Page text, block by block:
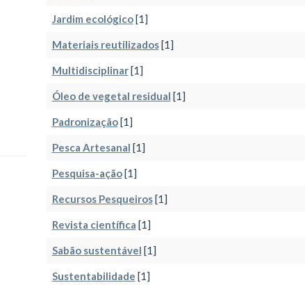
Jardim ecológico[1]
Materiais reutilizados[1]
Multidisciplinar[1]
Óleo de vegetal residual [1]
Padronização[1]
Pesca Artesanal [1]
Pesquisa-ação[1]
Recursos Pesqueiros[1]
Revista científica [1]
Sabão sustentável [1]
Sustentabilidade [1]